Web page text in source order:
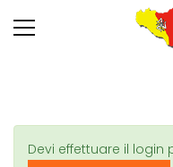
Devi effettuare il login